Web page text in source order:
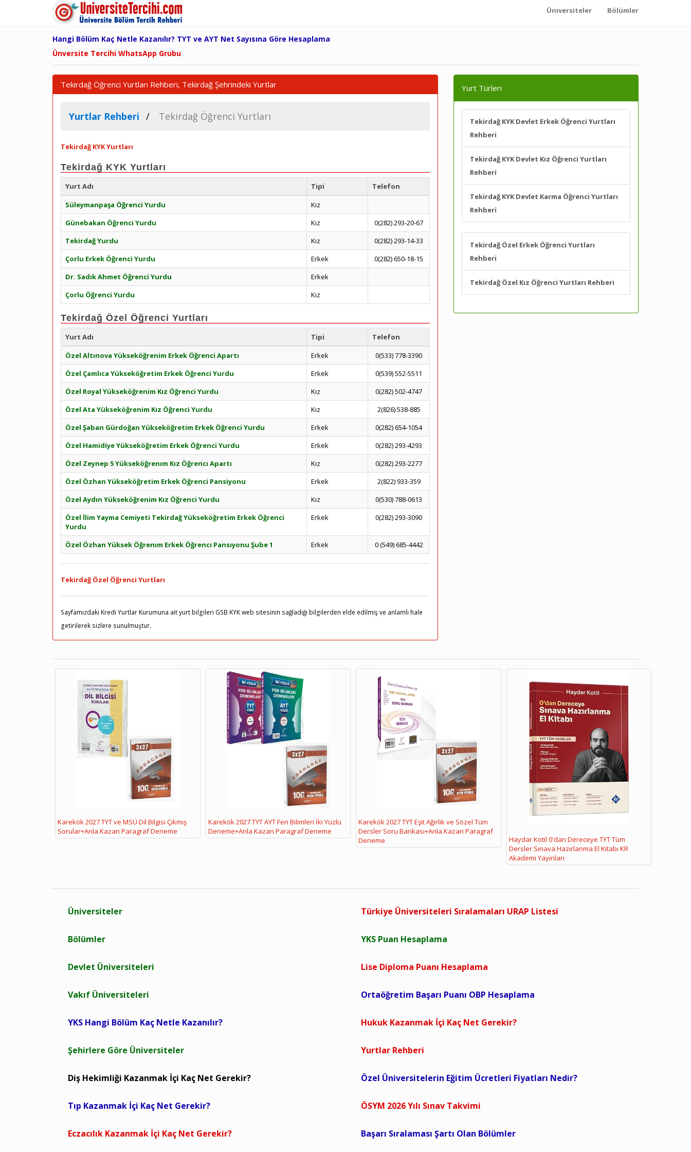
Üniversiteler Bölümler
Hangi Bölüm Kaç Netle Kazanılır? TYT ve AYT Net Sayısına Göre Hesaplama
Ünversite Tercihi WhatsApp Grubu
Tekirdağ Öğrenci Yurtları Rehberi, Tekirdağ Şehrindeki Yurtlar
Yurtlar Rehberi Tekirdağ Öğrenci Yurtları
Tekirdağ KYK Yurtları
Tekirdağ KYK Yurtları
Yurt Adı Tipi
Telefon
Süleymanpaşa Öğrenci Yurdu
Kız
Günebakan Öğrenci Yurdu
Kız
0(282) 293-20-67
Tekirdağ Yurdu
Kız
0(282) 293-14-33
Çorlu Erkek Öğrenci Yurdu
Erkek
0(282) 650-18-15
Dr. Sadık Ahmet Öğrenci Yurdu
Erkek
Çorlu Öğrenci Yurdu
Kız
Tekirdağ Özel Öğrenci Yurtları
Yurt Adı Tipi
Telefon
Özel Altınova Yükseköğrenim Erkek Öğrenci Apartı
Erkek
0(533) 778-3390
Özel Çamlıca Yükseköğretim Erkek Öğrenci Yurdu
Erkek
0(539) 552-5511
Özel Royal Yükseköğrenim Kız Öğrenci Yurdu
Kız
0(282) 502-4747
Özel Ata Yükseköğrenim Kız Öğrenci Yurdu
Kız
2(826) 538-885
Özel Şaban Gürdoğan Yükseköğretim Erkek Öğrenci Yurdu
Erkek
0(282) 654-1054
Özel Hamidiye Yükseköğretim Erkek Öğrenci Yurdu
Erkek
0(282) 293-4293
Özel Zeynep 5 Yükseköğrenım Kız Öğrencı Apartı
Kız
0(282) 293-2277
Özel Özhan Yükseköğretim Erkek Öğrenci Pansiyonu
Erkek
2(822) 933-359
Özel Aydın Yükseköğrenim Kız Öğrenci Yurdu
Kız
0(530) 788-0613
Özel İlim Yayma Cemiyeti Tekirdağ Yükseköğretim Erkek Öğrenci
Yurdu
Erkek 0(282) 293-3090
Özel Özhan Yüksek Öğrenım Erkek Öğrencı Pansıyonu Şube 1 Erkek 0 (549) 685-4442
Tekirdağ Özel Öğrenci Yurtları
Sayfamızdaki Kredi Yurtlar Kurumuna ait yurt bilgileri GSB KYK web sitesinin sağladığı bilgilerden elde edilmiş ve anlamlı hale
getirilerek sizlere sunulmuştur.
Yurt Türleri
Tekirdağ KYK Devlet Erkek Öğrenci Yurtları
Rehberi
Tekirdağ KYK Devlet Kız Öğrenci Yurtları
Rehberi
Tekirdağ KYK Devlet Karma Öğrenci Yurtları
Rehberi
Tekirdağ Özel Erkek Öğrenci Yurtları
Rehberi
Tekirdağ Özel Kız Öğrenci Yurtları Rehberi
Karekök 2027 TYT ve MSÜ Dil Bilgisi Çıkmış
Sorular+Anla Kazan Paragraf Deneme
Karekök 2027 TYT AYT Fen Bilimleri İki Yüzlü
Deneme+Anla Kazan Paragraf Deneme
Karekök 2027 TYT Eşit Ağırlık ve Sözel Tüm
Dersler Soru Bankası+Anla Kazan Paragraf
Deneme
Haydar Kotil 0'dan Dereceye TYT Tüm
Dersler Sınava Hazırlanma El Kitabı KR
Akademi Yayınları
Üniversiteler
Bölümler
Devlet Üniversiteleri
Vakıf Üniversiteleri
YKS Hangi Bölüm Kaç Netle Kazanılır?
Şehirlere Göre Üniversiteler
Diş Hekimliği Kazanmak İçi Kaç Net Gerekir?
Tıp Kazanmak İçi Kaç Net Gerekir?
Eczacılık Kazanmak İçi Kaç Net Gerekir?
Türkiye Üniversiteleri Sıralamaları URAP Listesi
YKS Puan Hesaplama
Lise Diploma Puanı Hesaplama
Ortaöğretim Başarı Puanı OBP Hesaplama
Hukuk Kazanmak İçi Kaç Net Gerekir?
Yurtlar Rehberi
Özel Üniversitelerin Eğitim Ücretleri Fiyatları Nedir?
ÖSYM 2026 Yılı Sınav Takvimi
Başarı Sıralaması Şartı Olan Bölümler